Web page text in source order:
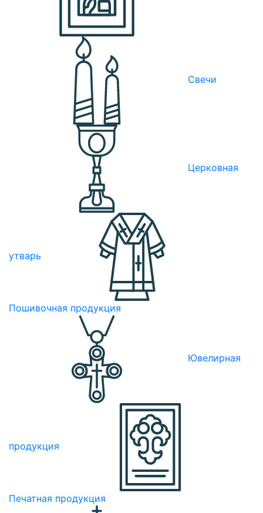
Свечи
Церковная
утварь
Пошивочная продукция
Ювелирная
продукция
Печатная продукция